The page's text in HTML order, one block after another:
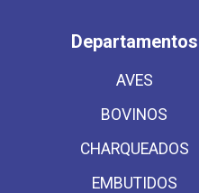
Departamentos
AVES
BOVINOS
CHARQUEADOS
EMBUTIDOS